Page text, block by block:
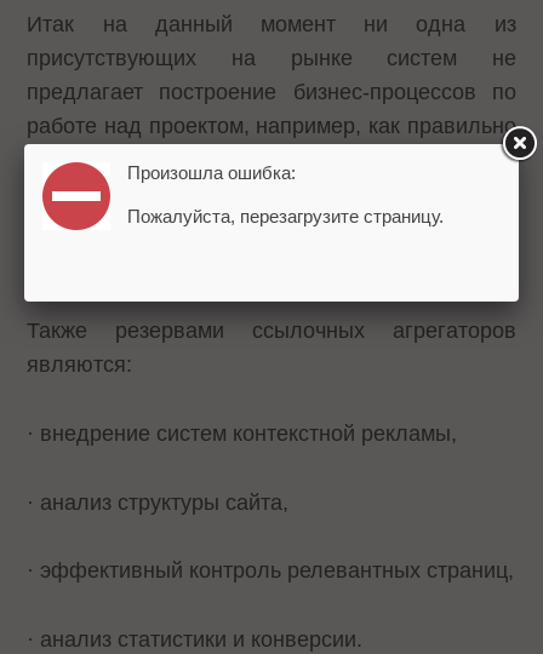
Итак на данный момент ни одна из
присутствующих на рынке систем не
предлагает построение бизнес-процессов по
работе над проектом, например, как правильно
развивать структуру сайта, улучшить
юзабилити и т.п. За развитием такой
возможности в агрегаторах - будущее, считает
Также резервами ссылочных агрегаторов
являются:
· внедрение систем контекстной рекламы,
· анализ структуры сайта,
· эффективный контроль релевантных страниц,
· анализ статистики и конверсии.
Произошла ошибка:
Пожалуйста, перезагрузите страницу.